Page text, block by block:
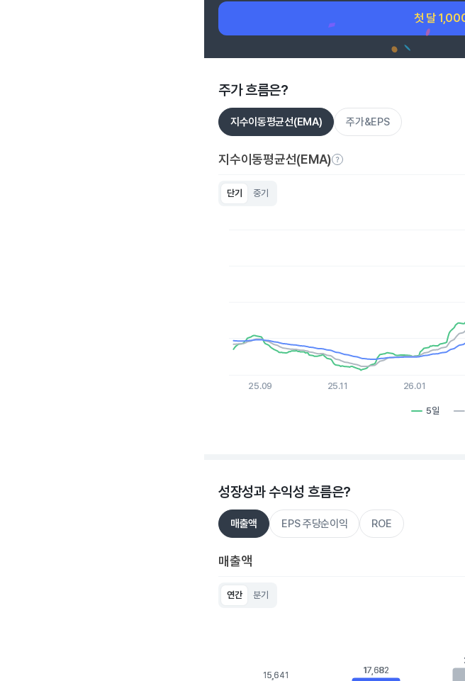
첫 달
주가 흐름은?
지수이동평균선(EMA) 주가&EPS
지수이동평균선(EMA)
단기 중기
The chart has 1 X axis displaying Time. Data
The chart has 1 Y axis displaying values. Data
5일
25.09 25.11 26.01
성장성과 수익성 흐름은?
매출액 EPS 주당순이익 ROE
매출액
연간 분기
The chart has 1 Y axis displaying values. Data
15,641
15,641 17,682
17,682